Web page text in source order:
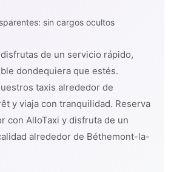
sin cargos ocultos
de un servicio rápido,
dondequiera que estés.
taxis alrededor de
y viaja con tranquilidad. Reserva
con AlloTaxi y disfruta de un
alrededor de Béthemont-la-